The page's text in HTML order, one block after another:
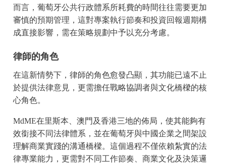
而言，葡萄牙公共行政體系所耗費的時間往往需要更加
審慎的預期管理，這對專案執行節奏和投資回報週期構
成直接影響，需在策略規劃中予以充分考慮。
律師的角色
在這新情勢下，律師的角色愈發凸顯，其功能已遠不止
於提供法律意見，更需擔任戰略協調者與文化橋樑的核
心角色。
MdME在里斯本、澳門及香港三地的佈局，使其能夠有
效銜接不同法律體系，並在葡萄牙與中國企業之間架設
理解商業實踐的溝通橋樑。這個過程不僅依賴紮實的法
律專業能力，更需對不同工作節奏、商業文化及決策邏